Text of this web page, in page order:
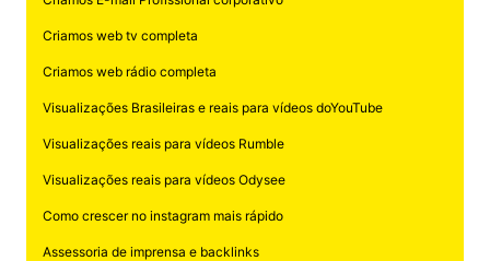
Criamos web tv completa
Criamos web rádio completa
Visualizações Brasileiras e reais para vídeos doYouTube
Visualizações reais para vídeos Rumble
Visualizações reais para vídeos Odysee
Como crescer no instagram mais rápido
Assessoria de imprensa e backlinks